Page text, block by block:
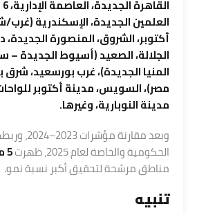
العلمين الجديدة، الإسكندرية
أكتوبر، الشروق، المنصورة الجديدة،
الجلالة، الصعيد (أسيوط الجديدة –
المنيا الجديدة)، غرب بورسعيد،
مصر)، السويس، مدينة أكتوبر
مدينة النوبارية، وغيرها.
وبعد مقارنة
الحكومية والخاصة لعام 2025، ظهرت
5 مناطق فقط
مناطق مرشحة لتحقيق أكبر نسبة نمو.
تنبيه